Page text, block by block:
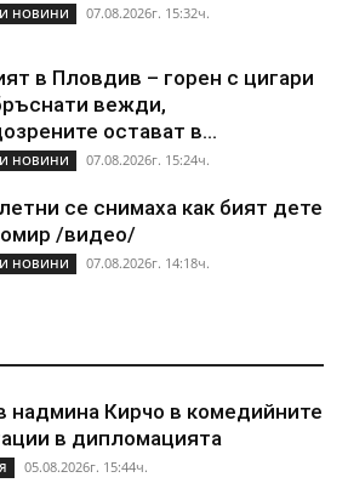
НОВИНИ 07.08.2026г. 15:32ч.
в Пловдив – горен с цигари
вежди,
остават в...
НОВИНИ 07.08.2026г. 15:24ч.
се снимаха как бият дете
/видео/
НОВИНИ 07.08.2026г. 14:18ч.
надмина Кирчо в комедийните
в дипломацията
05.08.2026г. 15:44ч.